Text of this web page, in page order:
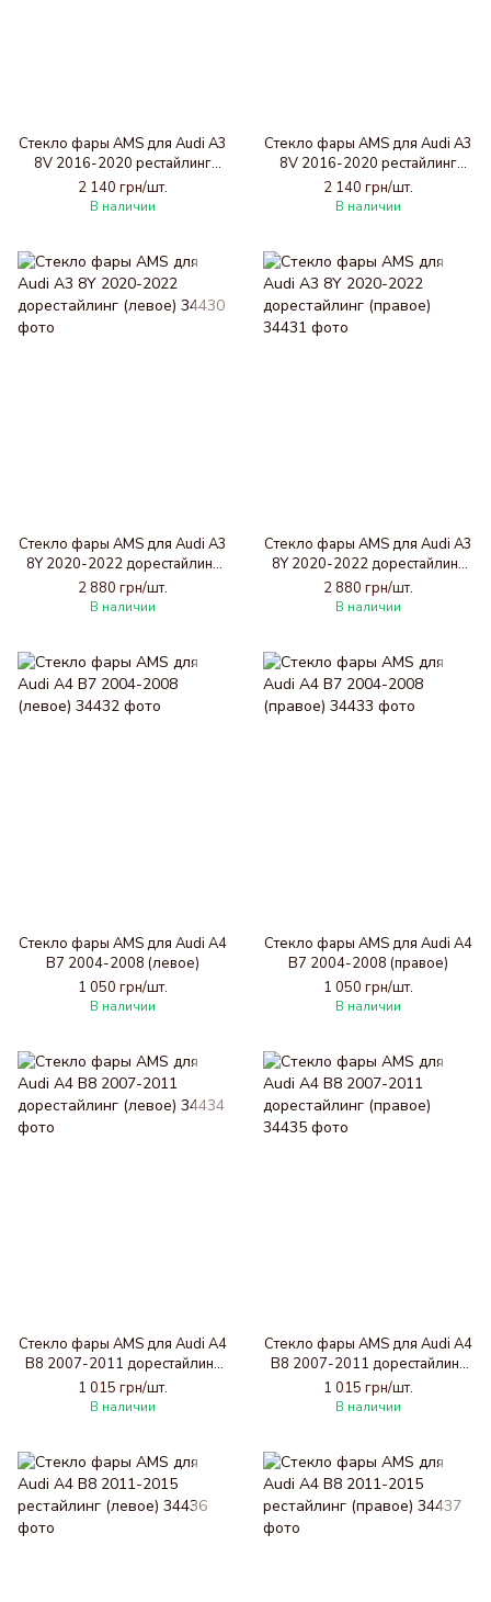
Стекло фары AMS для Audi A3
8V 2016-2020 рестайлинг
(левое)
2 140 грн/шт.
В наличии
Стекло фары AMS для Audi A3
8V 2016-2020 рестайлинг
(правое)
2 140 грн/шт.
В наличии
Стекло фары AMS для Audi A3
8Y 2020-2022 дорестайлинг
(левое)
2 880 грн/шт.
В наличии
Стекло фары AMS для Audi A3
8Y 2020-2022 дорестайлинг
(правое)
2 880 грн/шт.
В наличии
Стекло фары AMS для Audi A4
B7 2004-2008 (левое)
1 050 грн/шт.
В наличии
Стекло фары AMS для Audi A4
B7 2004-2008 (правое)
1 050 грн/шт.
В наличии
Стекло фары AMS для Audi A4
B8 2007-2011 дорестайлинг
(левое)
1 015 грн/шт.
В наличии
Стекло фары AMS для Audi A4
B8 2007-2011 дорестайлинг
(правое)
1 015 грн/шт.
В наличии